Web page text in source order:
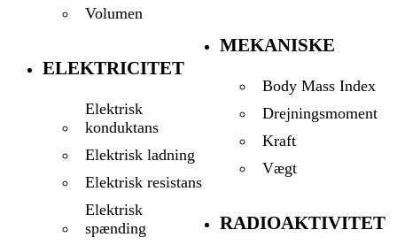
Volumen
ELEKTRICITET
Elektrisk
konduktans
Elektrisk ladning
Elektrisk resistans
Elektrisk
spænding
MEKANISKE
Body Mass Index
Drejningsmoment
Kraft
Vægt
RADIOAKTIVITET